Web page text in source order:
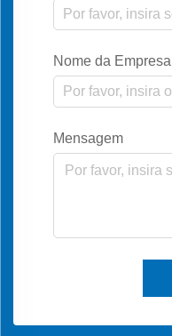
Nome da Empresa
Mensagem